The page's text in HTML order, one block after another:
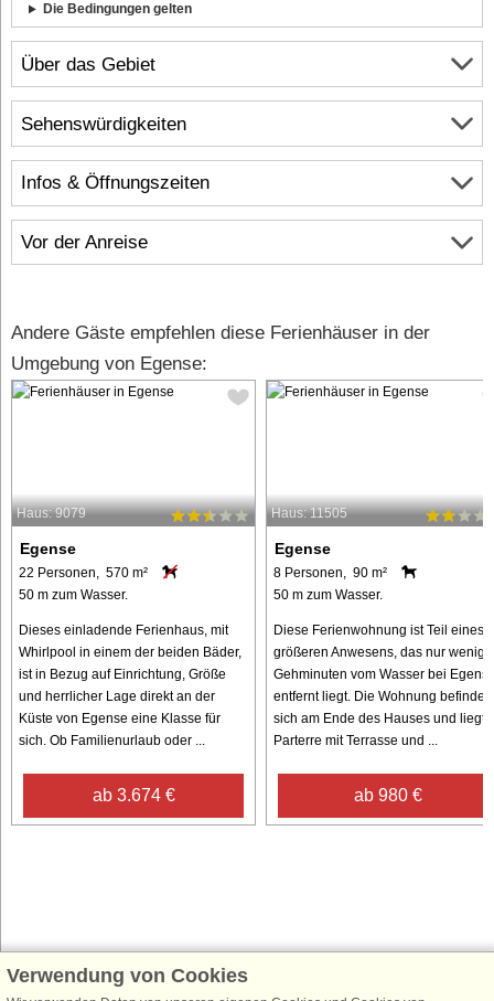
Über das Gebiet
Infos & Öffnungszeiten
Vor der Anreise
Die Bedingungen gelten
Sehenswürdigkeiten
Andere Gäste empfehlen diese Ferienhäuser in der
Umgebung von Egense:
Haus: 9079
Egense
22 Personen, 570 m²
50 m zum Wasser.
Dieses einladende Ferienhaus, mit
Whirlpool in einem der beiden Bäder,
ist in Bezug auf Einrichtung, Größe
und herrlicher Lage direkt an der
Küste von Egense eine Klasse für
sich. Ob Familienurlaub oder ...
ab 3.674 €
Haus: 11505
Egense
8 Personen, 90 m²
50 m zum Wasser.
Diese Ferienwohnung ist Teil eines
größeren Anwesens, das nur wenige
Gehminuten vom Wasser bei
entfernt liegt. Die Wohnung befindet
sich am Ende des Hauses und liegt
Parterre mit Terrasse und ...
ab 980 €
Schließen Sie sich 100.000 Ferienhaus-Fans an
Verwendung von Cookies